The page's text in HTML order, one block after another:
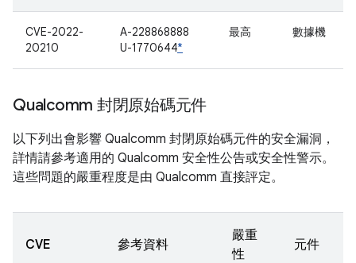
CVE-2022-
20210
A-228868888
U-1770644*
最高 數據機
Qualcomm 封閉原始碼元件
以下列出會影響 Qualcomm 封閉原始碼元件的安全漏洞，
詳情請參考適用的 Qualcomm 安全性公告或安全性警示。
這些問題的嚴重程度是由 Qualcomm 直接評定。
CVE 參考資料
嚴重
性
元件